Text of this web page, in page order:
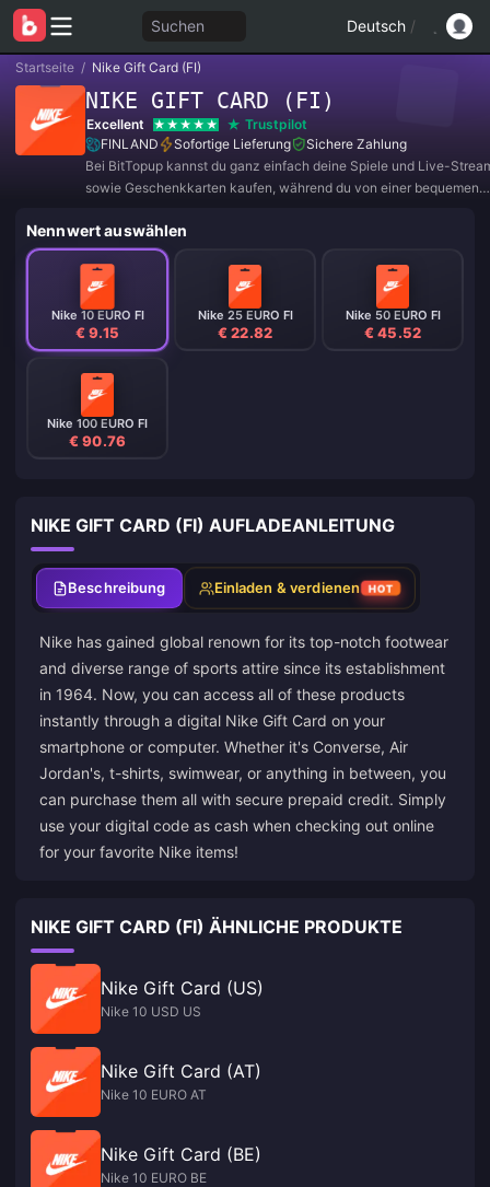
Suchen Deutsch /
Startseite / Nike Gift Card (FI)
NIKE GIFT CARD (FI)
Excellent
Trustpilot
FINLAND
Sofortige Lieferung
Sichere Zahlung
Bei BitTopup kannst du ganz einfach deine Spiele und Live-
sowie Geschenkkarten kaufen, während du von einer bequemen
Nennwert auswählen
Nike 10 EURO FI
€ 9.15
Nike 25 EURO FI
€ 22.82
Nike 50 EURO FI
€ 45.52
Nike 100 EURO FI
€ 90.76
NIKE GIFT CARD (FI) AUFLADEANLEITUNG
Beschreibung Einladen & verdienen HOT
Nike has gained global renown for its top-notch footwear
and diverse range of sports attire since its establishment
in 1964. Now, you can access all of these products
instantly through a digital Nike Gift Card on your
smartphone or computer. Whether it's Converse, Air
Jordan's, t-shirts, swimwear, or anything in between, you
can purchase them all with secure prepaid credit. Simply
use your digital code as cash when checking out online
for your favorite Nike items!
NIKE GIFT CARD (FI) ÄHNLICHE PRODUKTE
Nike Gift Card (US)
Nike 10 USD US
Nike Gift Card (AT)
Nike 10 EURO AT
Nike Gift Card (BE)
Nike 10 EURO BE